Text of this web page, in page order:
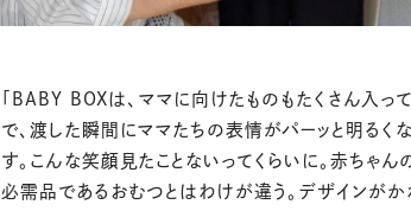
「BABY BOXは、ママに向けたものもたくさん入っ
で、渡した瞬間にママたちの表情がパーッと明るく
す。こんな笑顔見たことないってくらいに。赤ちゃん
必需品であるおむつとはわけが違う。デザインがか